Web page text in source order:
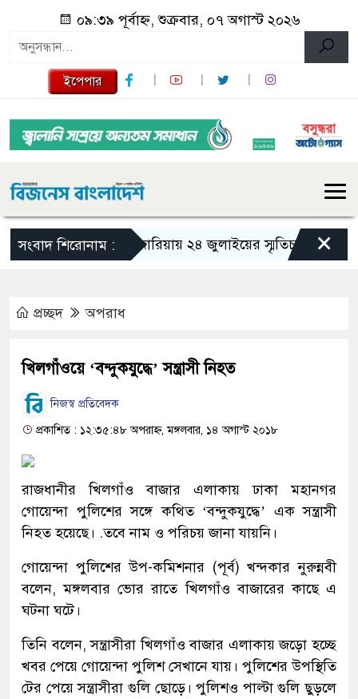
০৯:৩৯ পূর্বাহ্ন, শুক্রবার, ০৭ অগাস্ট ২০২৬
ইপেপার
সংবাদ শিরোনাম :গজারিয়ায় ২৪ জুলাইয়ের স্মৃতিচারণ: গুমের
×
প্রচ্ছদ অপরাধ
খিলগাঁওয়ে ‘বন্দুকযুদ্ধে’ সন্ত্রাসী নিহত
নিজস্ব প্রতিবেদক
প্রকাশিত : ১২:৩৫:৪৮ অপরাহ্ন, মঙ্গলবার, ১৪ অগাস্ট ২০১৮
রাজধানীর খিলগাঁও বাজার এলাকায় ঢাকা মহানগর
গোয়েন্দা পুলিশের সঙ্গে কথিত ‘বন্দুকযুদ্ধে’ এক সন্ত্রাসী
নিহত হয়েছে। .তবে নাম ও পরিচয় জানা যায়নি।
গোয়েন্দা পুলিশের উপ-কমিশনার (পূর্ব) খন্দকার নুরুন্নবী
বলেন, মঙ্গলবার ভোর রাতে খিলগাঁও বাজারের কাছে এ
ঘটনা ঘটে।
তিনি বলেন, সন্ত্রাসীরা খিলগাঁও বাজার এলাকায় জড়ো হচ্ছে
খবর পেয়ে গোয়েন্দা পুলিশ সেখানে যায়। পুলিশের উপস্থিতি
টের পেয়ে সন্ত্রাসীরা গুলি ছোড়ে। পুলিশও পাল্টা ‍গুলি ছুড়লে